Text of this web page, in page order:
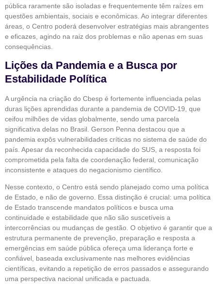
pública raramente são isoladas e frequentemente têm raízes em
questões ambientais, sociais e econômicas. Ao integrar diferentes
áreas, o Centro poderá desenvolver estratégias mais abrangentes
e eficazes, agindo na raiz dos problemas e não apenas em suas
consequências.
Lições da Pandemia e a Busca por
Estabilidade Política
A urgência na criação do Cbesp é fortemente influenciada pelas
duras lições aprendidas durante a pandemia de COVID-19, que
ceifou milhões de vidas globalmente, sendo uma parcela
significativa delas no Brasil. Gerson Penna destacou que a
pandemia expôs vulnerabilidades críticas no sistema de saúde do
país. Apesar da reconhecida capacidade do SUS, a resposta foi
comprometida pela falta de coordenação federal, comunicação
inconsistente e ataques do negacionismo científico.
Nesse contexto, o Centro está sendo planejado como uma política
de Estado, e não de governo. Essa distinção é crucial: uma política
de Estado transcende mandatos políticos e busca uma
continuidade e estabilidade que não são suscetíveis a
intercorrências ou mudanças de gestão. O objetivo é garantir que a
estrutura permanente de prevenção, preparação e resposta a
emergências em saúde pública ofereça uma liderança forte e
confiável, baseada exclusivamente nas melhores evidências
científicas, evitando a repetição de erros passados e assegurando
uma perspectiva nacional unificada e pactuada.